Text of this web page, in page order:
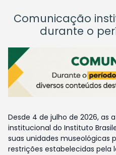
Comunicação
durante o
Desde 4 de julho de 2026, as
institucional do Instituto
suas unidades museológicas
restrições estabelecidas pela